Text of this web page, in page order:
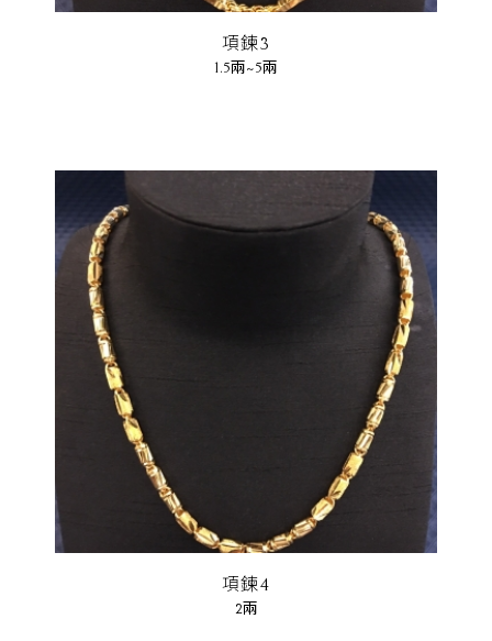
項鍊3
1.5兩~5兩
項鍊4
2兩